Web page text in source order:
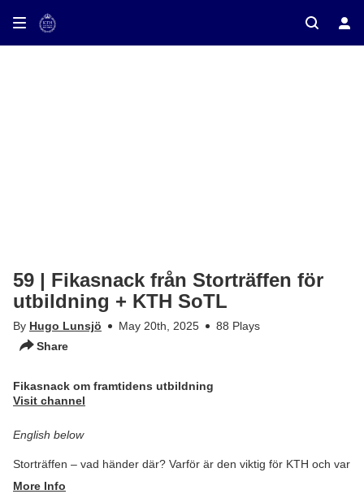
on TV
59 | Fikasnack från Storträffen för
utbildning + KTH SoTL
By Hugo Lunsjö May 20th, 2025
88 Plays
Share
Fikasnack om framtidens utbildning
Visit channel
English below
Storträffen – vad händer där? Varför är den viktig för KTH och var
More Info